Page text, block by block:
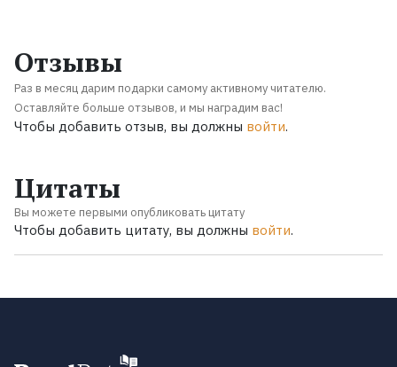
Отзывы
Раз в месяц дарим подарки самому активному читателю.
Оставляйте больше отзывов, и мы наградим вас!
Чтобы добавить отзыв, вы должны войти.
Цитаты
Вы можете первыми опубликовать цитату
Чтобы добавить цитату, вы должны войти.